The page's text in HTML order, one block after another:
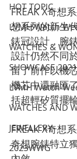
HOT TOPIC
LVMH Watch
WATCHES &
SHOWCASE 2021
LVMH Watch
WATCHES AND
JEWELLERY
2023WWG
FREAK X奇想
想系列的新生
錶冠設計，腕
設計仍然不同
留了前作以機
機芯中還融匯
括超輕矽質擺
FREAK X奇想
奇想腕錶特立